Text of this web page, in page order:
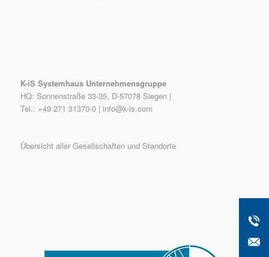
K-iS Systemhaus Unternehmensgruppe
HQ: Sonnenstraße 33-35, D-57078 Siegen |
Tel.: +49 271 31370-0 | info@k-is.com
Übersicht aller Gesellschaften und Standorte